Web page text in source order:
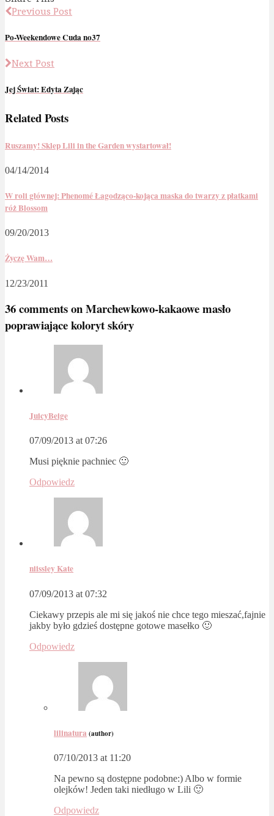
Previous Post
Po-Weekendowe Cuda no37
Next Post
Jej Świat: Edyta Zając
Related Posts
Ruszamy! Sklep Lili in the Garden wystartował!
04/14/2014
W roli głównej: Phenomé Łagodząco-kojąca maska do twarzy z płatkami
róż Blossom
09/20/2013
Życzę Wam…
12/23/2011
36 comments onMarchewkowo-kakaowe masło
poprawiające koloryt skóry
JuicyBeige
07/09/2013 at 07:26
Musi pięknie pachniec 🙂
Odpowiedz
niissley Kate
07/09/2013 at 07:32
Ciekawy przepis ale mi się jakoś nie chce tego mieszać,fajnie
jakby było gdzieś dostępne gotowe masełko 🙂
Odpowiedz
lilinatura (author)
07/10/2013 at 11:20
Na pewno są dostępne podobne:) Albo w formie
olejków! Jeden taki niedługo w Lili 🙂
Odpowiedz